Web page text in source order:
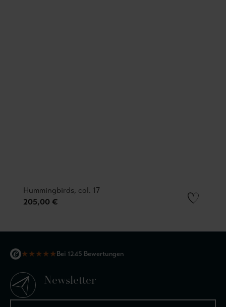
Hummingbirds, col. 17
205,00 €
★★★★★Bei 1245 Bewertungen
Newsletter